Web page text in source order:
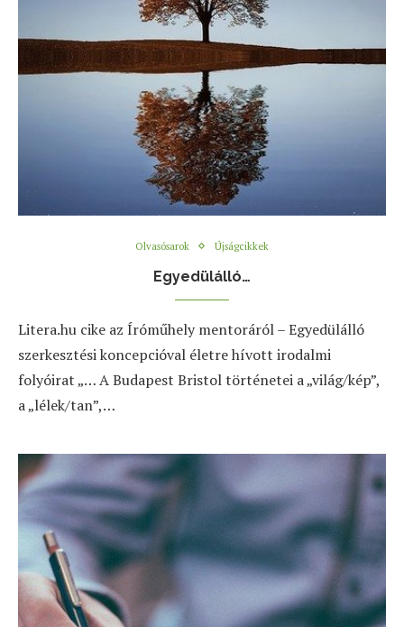
Olvasósarok Újságcikkek
Egyedülálló…
Litera.hu cike az Íróműhely mentoráról – Egyedülálló
szerkesztési koncepcióval életre hívott irodalmi
folyóirat „… A Budapest Bristol történetei a „világ/kép”,
a „lélek/tan”,…